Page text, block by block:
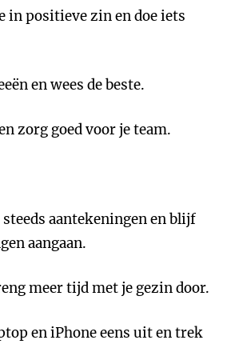
in positieve zin en doe iets
en wees de beste.
zorg goed voor je team.
aantekeningen en blijf
aangaan.
meer tijd met je gezin door.
en iPhone eens uit en trek